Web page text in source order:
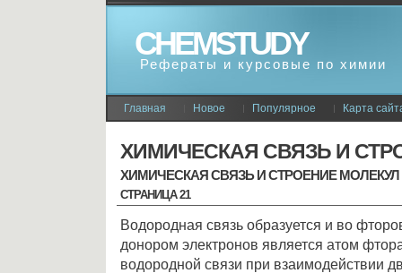
CHEMSTUDY
Рефераты и курсовые по химии
Главная Новое Популярное Карта
ХИМИЧЕСКАЯ СВЯЗЬ И
ХИМИЧЕСКАЯ СВЯЗЬ И СТРОЕНИЕ МОЛЕКУЛ
СТРАНИЦА 21
Водородная связь образуется и во
донором электронов является атом
водородной связи при взаимодействии